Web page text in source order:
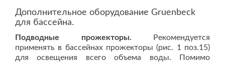
Дополнительное оборудование Gruenbeck
для бассейна.
Подводные прожекторы. Рекомендуется
применять в бассейнах прожекторы (рис. 1 поз.15)
для освещения всего объема воды. Помимо